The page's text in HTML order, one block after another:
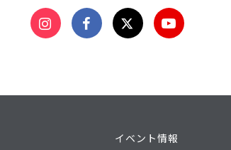
イベント情報